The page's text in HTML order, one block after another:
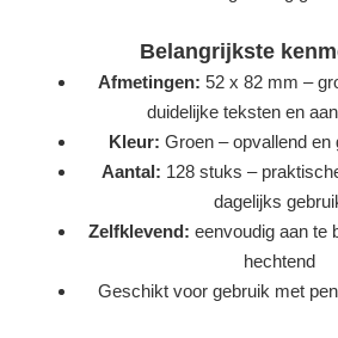
Belangrijkste
Afmetingen: 52 x 82 mm –
duidelijke teksten en
Kleur: Groen – opvallend en
Aantal: 128 stuks –
dagelijks
Zelfklevend: eenvoudig aan te
hechtend
Geschikt voor gebruik met